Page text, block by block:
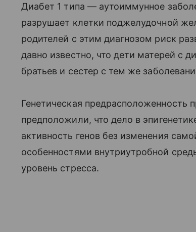
Диабет 1 типа — аутоиммунное
разрушает клетки поджелудочной
родителей с этим диагнозом риск
давно известно, что дети матерей с
братьев и сестер с тем же
Генетическая предрасположенность
предположили, что дело в
активность генов без изменения
особенностями внутриутробной
уровень стресса.